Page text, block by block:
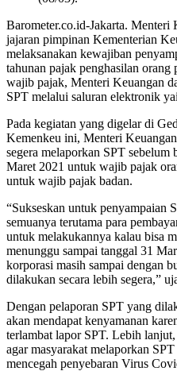
Barometer.co.id-Jakarta. Menteri
jajaran pimpinan Kementerian
melaksanakan kewajiban
tahunan pajak penghasilan orang
wajib pajak, Menteri Keuangan
SPT melalui saluran elektronik
Pada kegiatan yang digelar di
Kemenkeu ini, Menteri
segera melaporkan SPT sebelum
Maret 2021 untuk wajib pajak
untuk wajib pajak badan.
“Sukseskan untuk penyampaian
semuanya terutama para
untuk melakukannya kalau bisa
menunggu sampai tanggal 31
korporasi masih sampai dengan
dilakukan secara lebih segera,”
Dengan pelaporan SPT yang
akan mendapat kenyamanan
terlambat lapor SPT. Lebih
agar masyarakat melaporkan
mencegah penyebaran Virus